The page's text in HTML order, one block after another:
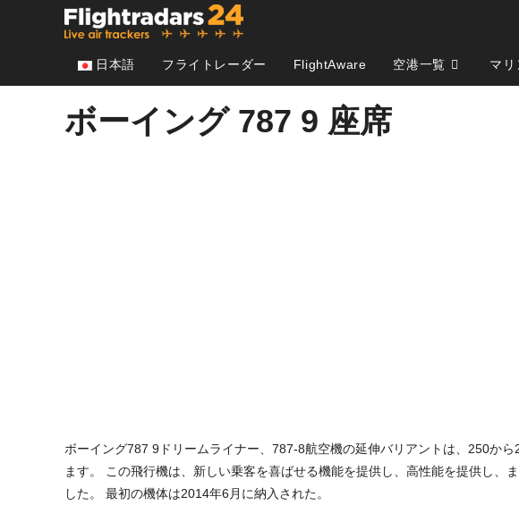
日本語 フライトレーダー FlightAware 空港一覧 マリ
ボーイング 787 9 座席
ボーイング787 9ドリームライナー、787-8航空機の延伸バリアントは、250か
ます。 この飛行機は、新しい乗客を喜ばせる機能を提供し、高性能を提供し
した。 最初の機体は2014年6月に納入された。